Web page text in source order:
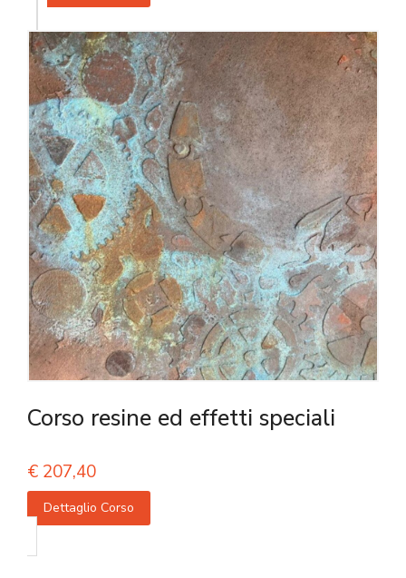
Corso resine ed effetti speciali
€ 207,40
Dettaglio Corso